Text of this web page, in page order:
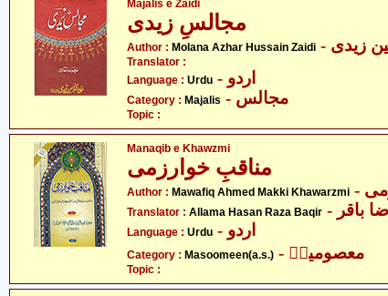
Majalis e Zaidi
مجالسِ زیدی
Author : Molana Azhar Hussain Zaidi زیدی
Translator :
Language : Urdu - اردو
Category : Majalis - مجالس
Topic :
Manaqib e Khawzmi
مناقبِ خوارزمی
Author : Mawafiq Ahmed Makki Khawarzmi
Translator : Allama Hasan Raza Baqir باقر
Language : Urdu - اردو
Category : Masoomeen(a.s.) - معصومینؑ
Topic :